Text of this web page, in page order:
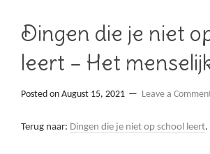
Dingen die je niet
leert – Het
Posted on August 15, 2021 Leave a
Terug naar: Dingen die je niet op school leert.